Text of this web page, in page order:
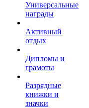
Универсальные
награды
Активный
отдых
Дипломы и
грамоты
Разрядные
книжки и
значки